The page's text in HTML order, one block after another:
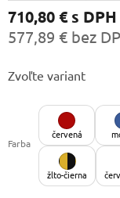
710,80 €s DPH
577,89 € bez
cena:
Zvoľte variant
Farba
červená
žlto-čierna